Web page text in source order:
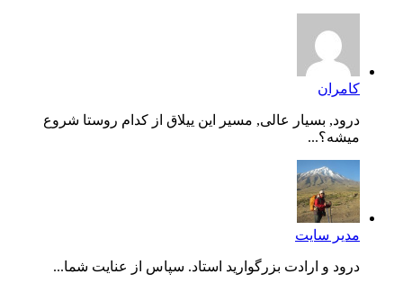
کامران
درود, بسیار عالی, مسیر این ییلاق از کدام روستا شروع
میشه؟...
مدیر سایت
درود و ارادت بزرگوارید استاد. سپاس از عنایت شما...